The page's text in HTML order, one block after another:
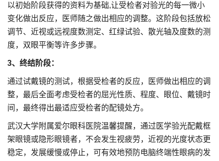
以初始阶段获得的资料为基础,让受检者对验光的每一微小
变化做出反应，医师随之做出相应的调整。这阶段包括放松
调节、近视或远视度数测定、红绿试验、散光轴及度数的测
度，双眼平衡等许多步骤。
3、终结阶段：
通过试戴镜的测试，根据受检者的反应，医师做出相应的调
整，最后全面考虑受检者的屈光性质、程度、眼位、戴镜时
间，最终得出最适应受检者的配镜处方。
武汉大学附属爱尔眼科医院温馨提醒，通过医学验光配戴框
架眼镜或隐形眼镜者，不会发生视疲劳，近视的光度状态更
稳定，发展缓慢或停止，可有效地预防电脑终端性眼病的发